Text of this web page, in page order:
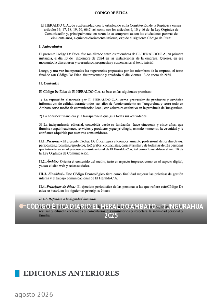
CÓDIGO ÉTICA DIARIO EL HERALDO AMBATO – TUNGURAHUA
2025
EDICIONES ANTERIORES
agosto 2026